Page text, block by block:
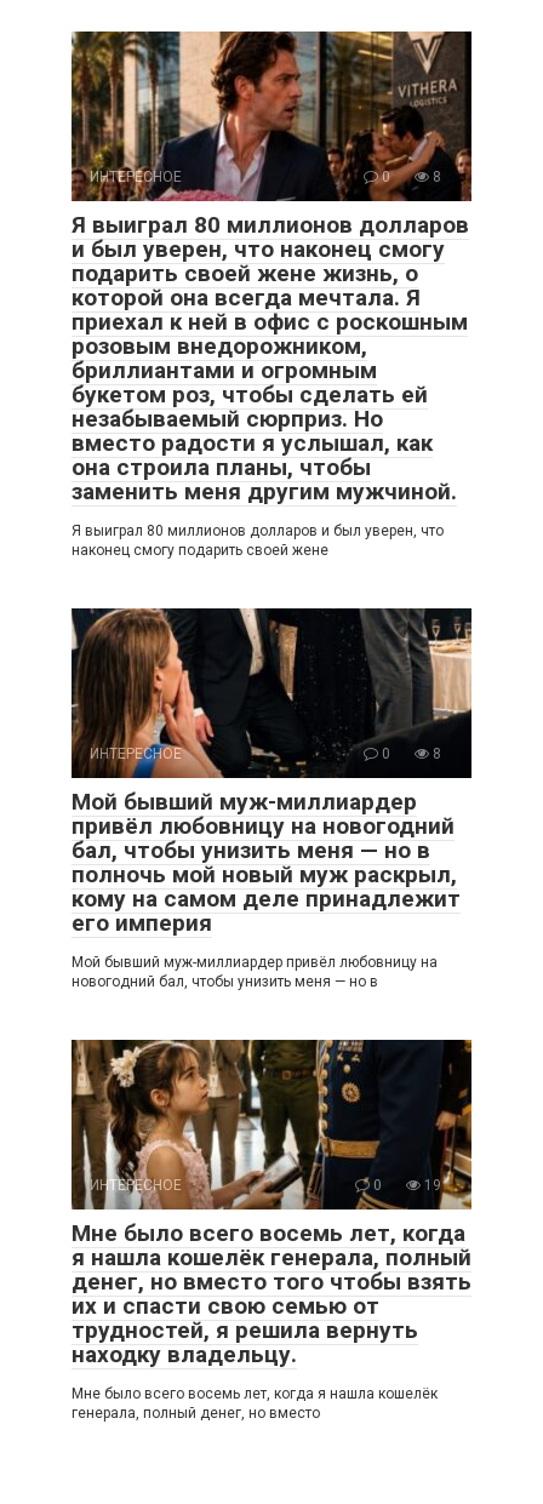
ИНТЕРЕСНОЕ 0 8
Я выиграл 80 миллионов долларов
и был уверен, что наконец смогу
подарить своей жене жизнь, о
которой она всегда мечтала. Я
приехал к ней в офис с роскошным
розовым внедорожником,
бриллиантами и огромным
букетом роз, чтобы сделать ей
незабываемый сюрприз. Но
вместо радости я услышал, как
она строила планы, чтобы
заменить меня другим мужчиной.
Я выиграл 80 миллионов долларов и был уверен, что
наконец смогу подарить своей жене
ИНТЕРЕСНОЕ 0 8
Мой бывший муж-миллиардер
привёл любовницу на новогодний
бал, чтобы унизить меня — но в
полночь мой новый муж раскрыл,
кому на самом деле принадлежит
его империя
Мой бывший муж-миллиардер привёл любовницу на
новогодний бал, чтобы унизить меня — но в
ИНТЕРЕСНОЕ 0 19
Мне было всего восемь лет, когда
я нашла кошелёк генерала, полный
денег, но вместо того чтобы взять
их и спасти свою семью от
трудностей, я решила вернуть
находку владельцу.
Мне было всего восемь лет, когда я нашла кошелёк
генерала, полный денег, но вместо